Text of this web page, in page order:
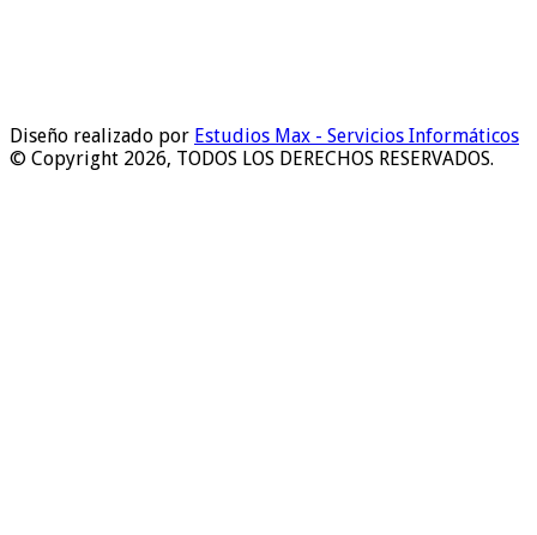
Diseño realizado por Estudios Max - Servicios Informáticos
© Copyright 2026, TODOS LOS DERECHOS RESERVADOS.